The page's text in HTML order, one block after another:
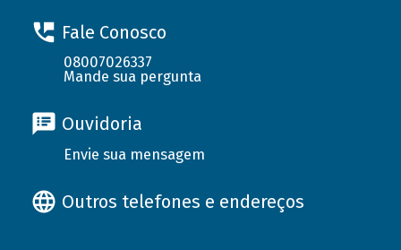
Fale Conosco
08007026337
Mande sua pergunta
Ouvidoria
Envie sua mensagem
Outros telefones e endereços